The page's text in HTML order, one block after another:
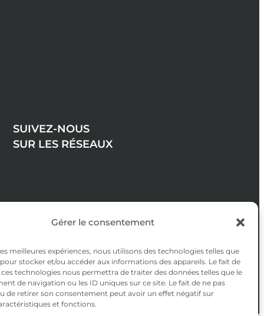
Gérer le consentement
meilleures expériences, nous utilisons des technologies telles que
stocker et/ou accéder aux informations des appareils. Le fait de
technologies nous permettra de traiter des données telles que le
de navigation ou les ID uniques sur ce site. Le fait de ne pas
de retirer son consentement peut avoir un effet négatif sur
et fonctions.
SUIVEZ-NOUS
SUR LES RÉSEAUX